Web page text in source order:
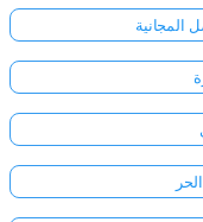
المجانية